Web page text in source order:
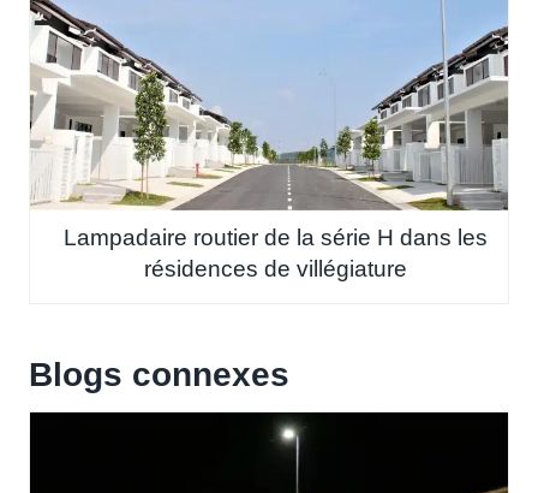
Lampadaire routier de la série H dans les
résidences de villégiature
Blogs connexes